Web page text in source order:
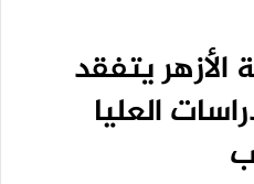
يتفقد
العليا